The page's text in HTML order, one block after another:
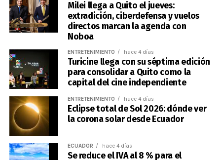
Milei llega a Quito el jueves:
extradición, ciberdefensa y vuelos
directos marcan la agenda con
Noboa
ENTRETENIMIENTO hace 4 días
Turicine llega con su séptima edición
para consolidar a Quito como la
capital del cine independiente
ENTRETENIMIENTO hace 4 días
Eclipse total de Sol 2026: dónde ver
la corona solar desde Ecuador
ECUADOR hace 4 días
Se reduce el IVA al 8 % para el